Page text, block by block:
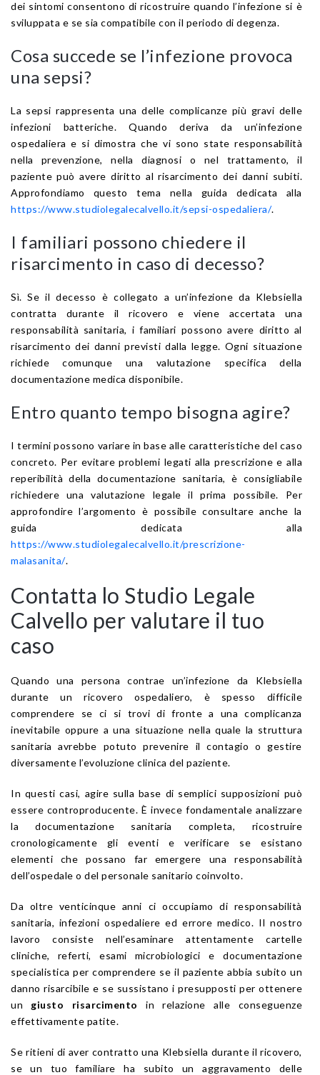
dei sintomi consentono di ricostruire quando l’infezione si è
sviluppata e se sia compatibile con il periodo di degenza.
Cosa succede se l’infezione provoca
una sepsi?
La sepsi rappresenta una delle complicanze più gravi delle
infezioni batteriche. Quando deriva da un’infezione
ospedaliera e si dimostra che vi sono state responsabilità
nella prevenzione, nella diagnosi o nel trattamento, il
paziente può avere diritto al risarcimento dei danni subiti.
Approfondiamo questo tema nella guida dedicata alla
https://www.studiolegalecalvello.it/sepsi-ospedaliera/.
I familiari possono chiedere il
risarcimento in caso di decesso?
Sì. Se il decesso è collegato a un’infezione da Klebsiella
contratta durante il ricovero e viene accertata una
responsabilità sanitaria, i familiari possono avere diritto al
risarcimento dei danni previsti dalla legge. Ogni situazione
richiede comunque una valutazione specifica della
documentazione medica disponibile.
Entro quanto tempo bisogna agire?
I termini possono variare in base alle caratteristiche del caso
concreto. Per evitare problemi legati alla prescrizione e alla
reperibilità della documentazione sanitaria, è consigliabile
richiedere una valutazione legale il prima possibile. Per
approfondire l’argomento è possibile consultare anche la
guida dedicata alla
https://www.studiolegalecalvello.it/prescrizione-
malasanita/.
Contatta lo Studio Legale
Calvello per valutare il tuo
caso
Quando una persona contrae un’infezione da Klebsiella
durante un ricovero ospedaliero, è spesso difficile
comprendere se ci si trovi di fronte a una complicanza
inevitabile oppure a una situazione nella quale la struttura
sanitaria avrebbe potuto prevenire il contagio o gestire
diversamente l’evoluzione clinica del paziente.
In questi casi, agire sulla base di semplici supposizioni può
essere controproducente. È invece fondamentale analizzare
la documentazione sanitaria completa, ricostruire
cronologicamente gli eventi e verificare se esistano
elementi che possano far emergere una responsabilità
dell’ospedale o del personale sanitario coinvolto.
Da oltre venticinque anni ci occupiamo di responsabilità
sanitaria, infezioni ospedaliere ed errore medico. Il nostro
lavoro consiste nell’esaminare attentamente cartelle
cliniche, referti, esami microbiologici e documentazione
specialistica per comprendere se il paziente abbia subito un
danno risarcibile e se sussistano i presupposti per ottenere
un giusto risarcimento in relazione alle conseguenze
effettivamente patite.
Se ritieni di aver contratto una Klebsiella durante il ricovero,
se un tuo familiare ha subito un aggravamento delle